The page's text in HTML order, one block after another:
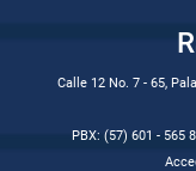
Calle 12 No. 7 - 65,
PBX: (57) 601 - 565